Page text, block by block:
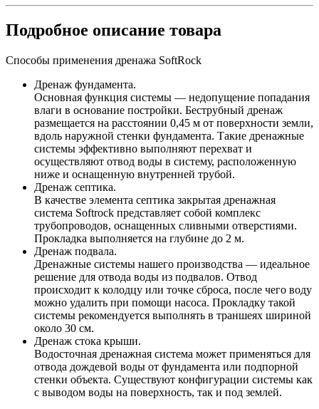
Подробное описание товара
Способы применения дренажа SoftRock
Дренаж фундамента.
Основная функция системы — недопущение попадания
влаги в основание постройки. Беструбный дренаж
размещается на расстоянии 0,45 м от поверхности земли,
вдоль наружной стенки фундамента. Такие дренажные
системы эффективно выполняют перехват и
осуществляют отвод воды в систему, расположенную
ниже и оснащенную внутренней трубой.
Дренаж септика.
В качестве элемента септика закрытая дренажная
система Softrock представляет собой комплекс
трубопроводов, оснащенных сливными отверстиями.
Прокладка выполняется на глубине до 2 м.
Дренаж подвала.
Дренажные системы нашего производства — идеальное
решение для отвода воды из подвалов. Отвод
происходит к колодцу или точке сброса, после чего воду
можно удалить при помощи насоса. Прокладку такой
системы рекомендуется выполнять в траншеях шириной
около 30 см.
Дренаж стока крыши.
Водосточная дренажная система может применяться для
отвода дождевой воды от фундамента или подпорной
стенки объекта. Существуют конфигурации системы как
с выводом воды на поверхность, так и под землей.